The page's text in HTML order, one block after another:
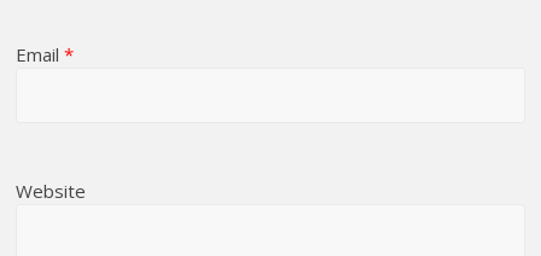
Email*
Website